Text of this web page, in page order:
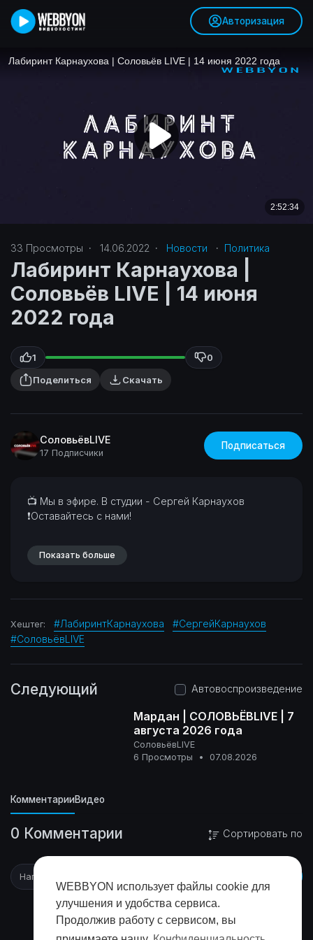
WEBBYON использует файлы cookie для
улучшения и удобства сервиса.
Продолжив работу с сервисом, вы
Авторизация
33 Просмотры · 14.06.2022 · Новости · Политика‎
Лабиринт Карнаухова |
Соловьёв LIVE | 14 июня
2022 года
1
0
Поделиться
Скачать
СоловьёвLIVE
17 Подписчики
Подписаться
⁣📺 Мы в эфире. В студии - Сергей Карнаухов
❗Оставайтесь с нами!
Показать больше
Хештег: #ЛабиринтКарнаухова
#СергейКарнаухов
#СоловьёвLIVE
Следующий Автовоспроизведение
Мардан | СОЛОВЬЁВLIVE | 7
августа 2026 года
СоловьёвLIVE
6 Просмотры
• 07.08.2026
КомментарииВидео
0 Комментарии Сортировать по